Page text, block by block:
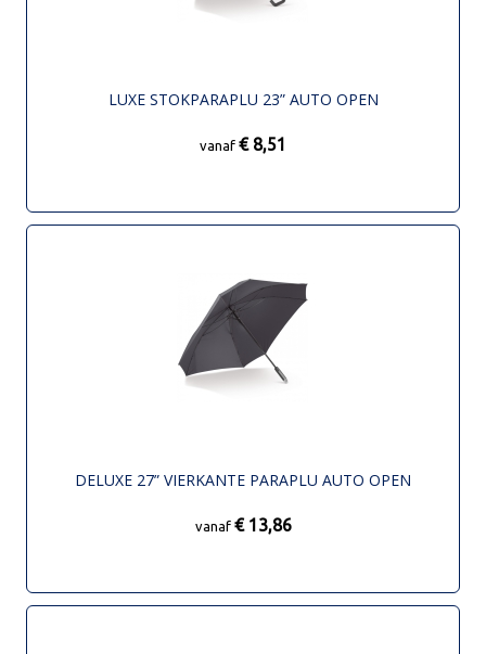
LUXE STOKPARAPLU 23” AUTO OPEN
vanaf € 8,51
DELUXE 27” VIERKANTE PARAPLU AUTO OPEN
vanaf € 13,86